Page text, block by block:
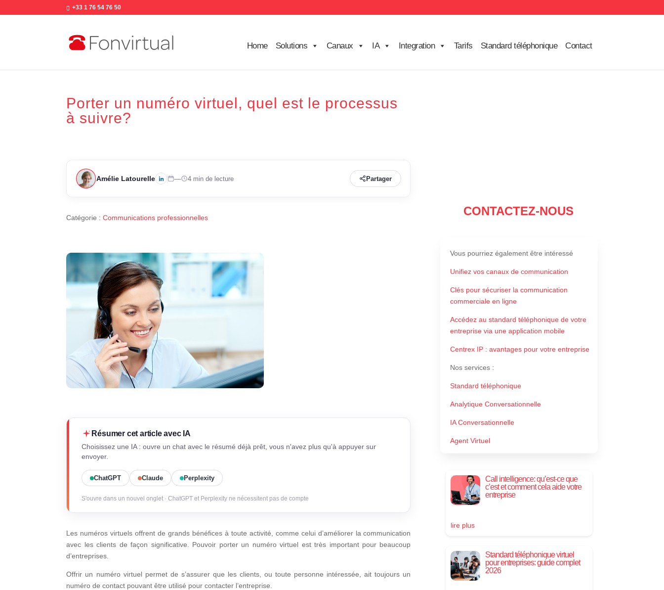
+33 1 76 54 76 50
Home Solutions Canaux IA Integration Tarifs Standard téléphonique Contact
Porter un numéro virtuel, quel est le processus
à suivre?
Amélie Latourelle — 4 min de lecture Partager
Catégorie :Communications professionnelles
Résumer cet article avec IA
Choisissez une IA : ouvre un chat avec le résumé déjà prêt, vous n'avez plus qu'à appuyer sur
envoyer.
ChatGPT Claude Perplexity
S'ouvre dans un nouvel onglet · ChatGPT et Perplexity ne nécessitent pas de compte
Les numéros virtuels offrent de grands bénéfices à toute activité, comme celui d’améliorer la communication
avec les clients de façon significative. Pouvoir porter un numéro virtuel est très important pour beaucoup
d’entreprises.
Offrir un numéro virtuel permet de s’assurer que les clients, ou toute personne intéressée, ait toujours un
numéro de contact pouvant être utilisé pour contacter l’entreprise.
CONTACTEZ-NOUS
Vous pourriez également être intéressé
Unifiez vos canaux de communication
Clés pour sécuriser la communication
commerciale en ligne
Accédez au standard téléphonique de votre
entreprise via une application mobile
Centrex IP : avantages pour votre entreprise
Nos services :
Standard téléphonique
Analytique Conversationnelle
IA Conversationnelle
Agent Virtuel
Call intelligence: qu’est-ce que
c’est et comment cela aide votre
entreprise
lire plus
Standard téléphonique virtuel
pour entreprises: guide complet
2026